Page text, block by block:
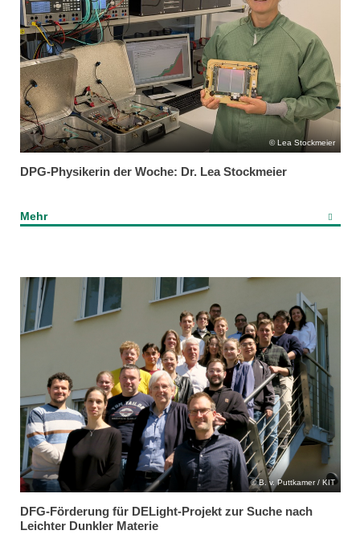
Lea Stockmeier
DPG-Physikerin der Woche: Dr. Lea Stockmeier
Mehr
B. v. Puttkamer / KIT
DFG-Förderung für DELight-Projekt zur Suche nach
Leichter Dunkler Materie